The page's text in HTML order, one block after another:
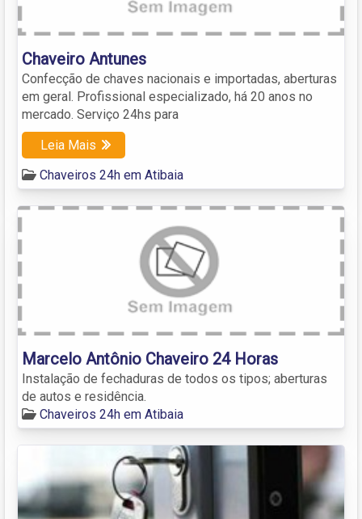
Chaveiro Antunes
Confecção de chaves nacionais e importadas, aberturas
em geral. Profissional especializado, há 20 anos no
mercado. Serviço 24hs para
Leia Mais
Chaveiros 24h em Atibaia
Marcelo Antônio Chaveiro 24 Horas
Instalação de fechaduras de todos os tipos; aberturas
de autos e residência.
Chaveiros 24h em Atibaia